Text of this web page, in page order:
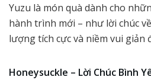
Yuzu là món quà dành cho
hành trình mới – như lời chúc
lượng tích cực và niềm vui giản
Honeysuckle – Lời Chúc Bình